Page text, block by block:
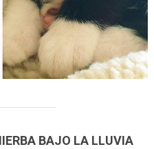
BAJO LA LLUVIA